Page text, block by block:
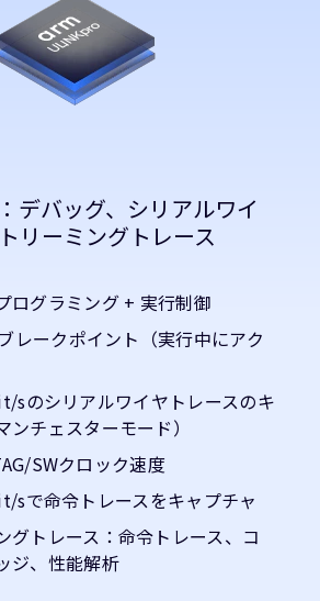
デバッグ、シリアルワイ
リーミングトレース
ログラミング + 実行制御
レークポイント（実行中にアク
sのシリアルワイヤトレースのキ
ンチェスターモード）
SWクロック速度
sで命令トレースをキャプチャ
グトレース：命令トレース、コ
ジ、性能解析